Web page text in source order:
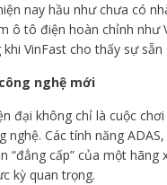
nay hầu như chưa có
ô tô điện hoàn chỉnh như
VinFast cho thấy sự
nghệ mới
đại không chỉ là cuộc
nghệ. Các tính năng
“đẳng cấp” của một
kỳ quan trọng.